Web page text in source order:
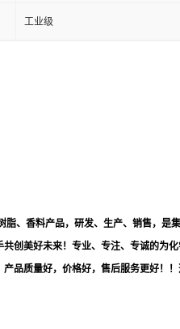
工业级
脂、香料产品，研发、生产、销售，
创美好未来！专业、专注、专诚的为化
品质量好，价格好，售后服务更好！！